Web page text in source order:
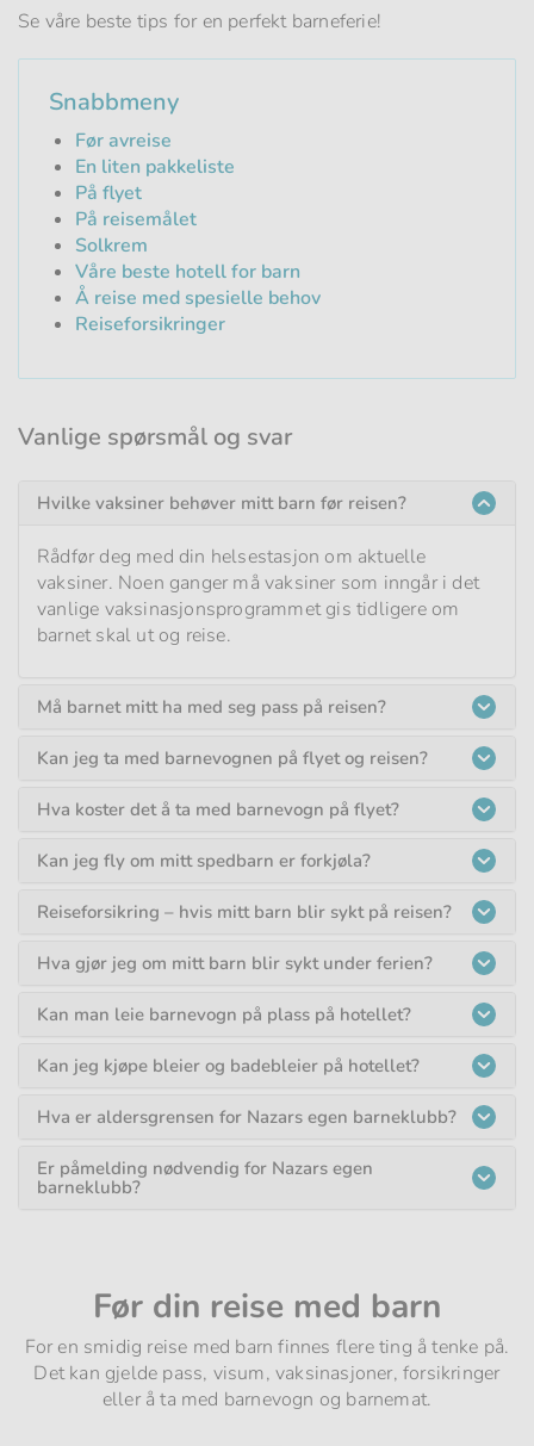
Se våre beste tips for en perfekt barneferie!
Snabbmeny
Før avreise
En liten pakkeliste
På flyet
På reisemålet
Solkrem
Våre beste hotell for barn
Å reise med spesielle behov
Reiseforsikringer
Vanlige spørsmål og svar
Hvilke vaksiner behøver mitt barn før reisen?
Rådfør deg med din helsestasjon om aktuelle
vaksiner. Noen ganger må vaksiner som inngår i det
vanlige vaksinasjonsprogrammet gis tidligere om
barnet skal ut og reise.
Må barnet mitt ha med seg pass på reisen?
Kan jeg ta med barnevognen på flyet og reisen?
Hva koster det å ta med barnevogn på flyet?
Kan jeg fly om mitt spedbarn er forkjøla?
Reiseforsikring – hvis mitt barn blir sykt på reisen?
Hva gjør jeg om mitt barn blir sykt under ferien?
Kan man leie barnevogn på plass på hotellet?
Kan jeg kjøpe bleier og badebleier på hotellet?
Hva er aldersgrensen for Nazars egen barneklubb?
Er påmelding nødvendig for Nazars egen
barneklubb?
Før din reise med barn
For en smidig reise med barn finnes flere ting å tenke på.
Det kan gjelde pass, visum, vaksinasjoner, forsikringer
eller å ta med barnevogn og barnemat.